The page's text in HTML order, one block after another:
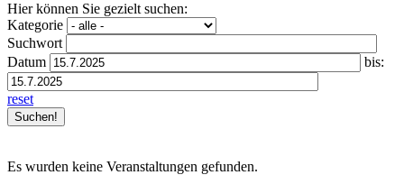
Hier können Sie gezielt suchen:
Kategorie
Suchwort
Datum
bis:
reset
Es wurden keine Veranstaltungen gefunden.